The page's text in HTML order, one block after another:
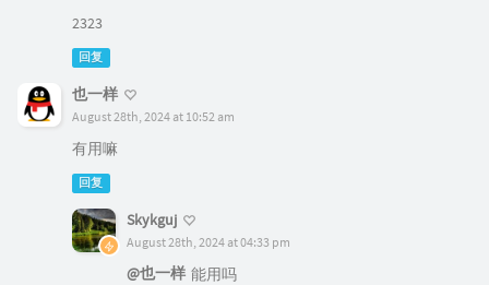
2323
回复
也一样
August 28th, 2024 at 10:52 am
有用嘛
回复
Skykguj
August 28th, 2024 at 04:33 pm
@也一样 能用吗